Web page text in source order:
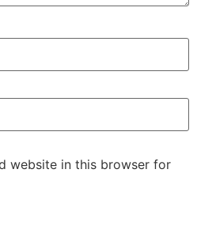
website in this browser for